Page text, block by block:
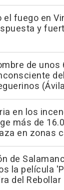
el fuego en
y
de
en los
más de
en zonas
de
la película
del Rebollar